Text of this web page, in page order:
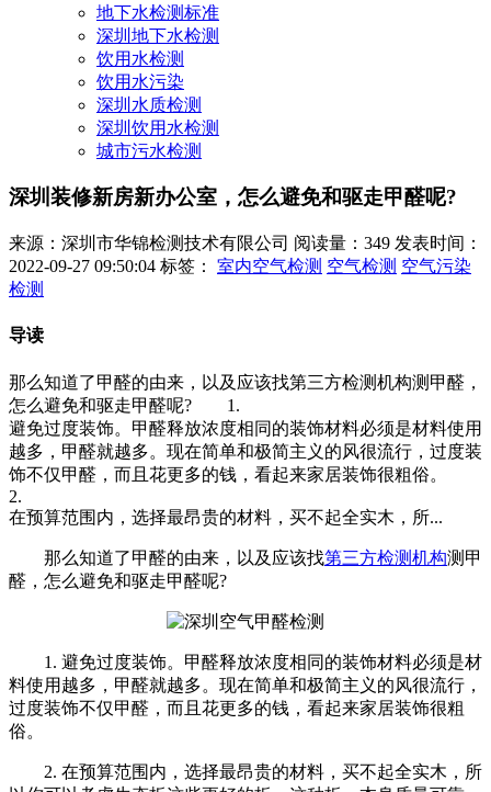
地下水检测标准
深圳地下水检测
饮用水检测
饮用水污染
深圳水质检测
深圳饮用水检测
城市污水检测
深圳装修新房新办公室，怎么避免和驱走甲醛呢?
来源：深圳市华锦检测技术有限公司 阅读量：349 发表时间：
2022-09-27 09:50:04 标签： 室内空气检测 空气检测 空气污染
检测
导读
那么知道了甲醛的由来，以及应该找第三方检测机构测甲醛，
怎么避免和驱走甲醛呢? 1.
避免过度装饰。甲醛释放浓度相同的装饰材料必须是材料使用
越多，甲醛就越多。现在简单和极简主义的风很流行，过度装
饰不仅甲醛，而且花更多的钱，看起来家居装饰很粗俗。
2.
在预算范围内，选择最昂贵的材料，买不起全实木，所...
那么知道了甲醛的由来，以及应该找第三方检测机构测甲
醛，怎么避免和驱走甲醛呢?
1. 避免过度装饰。甲醛释放浓度相同的装饰材料必须是材
料使用越多，甲醛就越多。现在简单和极简主义的风很流行，
过度装饰不仅甲醛，而且花更多的钱，看起来家居装饰很粗
俗。
2. 在预算范围内，选择最昂贵的材料，买不起全实木，所